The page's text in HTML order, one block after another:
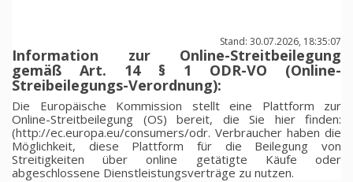
Stand: 30.07.2026, 18:35:07
Information zur Online-Streitbeilegung
gemäß Art. 14 § 1 ODR-VO (Online-
Streibeilegungs-Verordnung):
Die Europäische Kommission stellt eine Plattform zur
Online-Streitbeilegung (OS) bereit, die Sie hier finden:
(http://ec.europa.eu/consumers/odr. Verbraucher haben die
Möglichkeit, diese Plattform für die Beilegung von
Streitigkeiten über online getätigte Käufe oder
abgeschlossene Dienstleistungsverträge zu nutzen.